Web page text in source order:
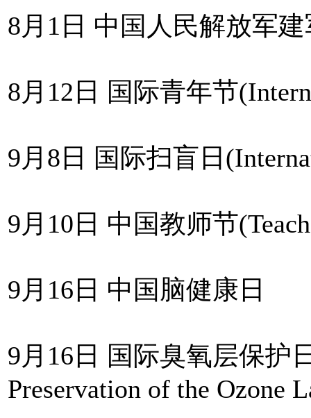
8月1日 中国人民解放军
8月12日 国际青年节
9月8日 国际扫盲日
9月10日 中国教师节
9月16日 中国脑健康日
9月16日 国际臭氧层保护
Preservation of the Ozone